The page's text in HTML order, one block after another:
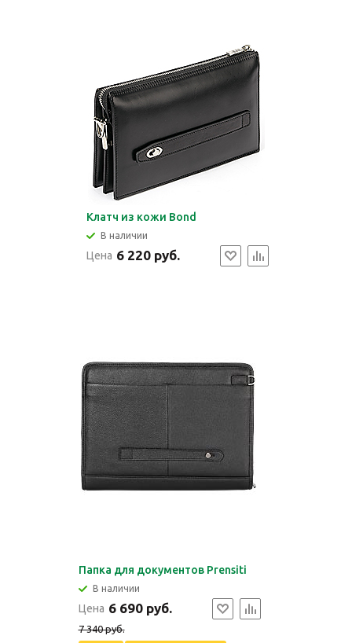
Клатч из кожи Bond
В наличии
Цена 6 220 руб.
Папка для документов Prensiti
В наличии
Цена 6 690 руб.
7 340 руб.